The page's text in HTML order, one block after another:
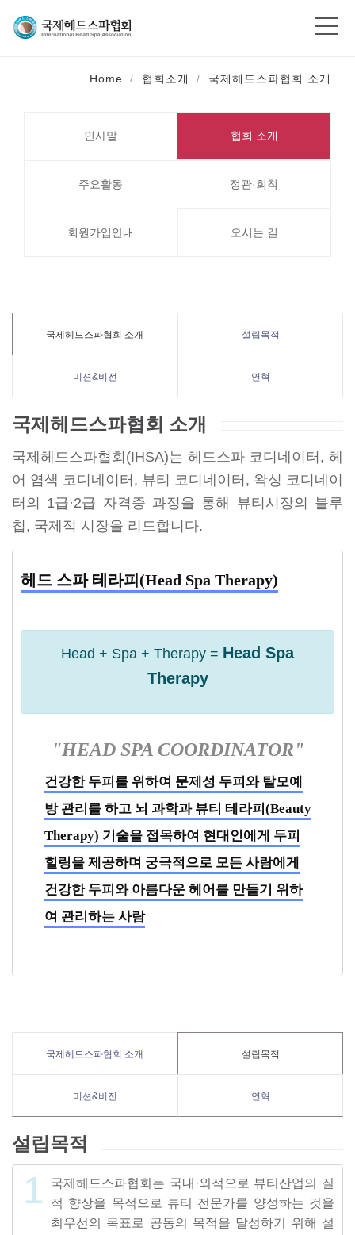
Home 협회소개 국제헤드스파협회 소개
인사말 협회 소개
주요활동 정관·회칙
회원가입안내 오시는 길
국제헤드스파협회 소개 설립목적
미션&비전 연혁
국제헤드스파협회 소개
국제헤드스파협회(IHSA)는 헤드스파 코디네이터, 헤
어 염색 코디네이터, 뷰티 코디네이터, 왁싱 코디네이
터의 1급·2급 자격증 과정을 통해 뷰티시장의 블루
칩, 국제적 시장을 리드합니다.
헤드 스파 테라피(Head Spa Therapy)
Head + Spa + Therapy = Head Spa
Therapy
"HEAD SPA COORDINATOR"
건강한 두피를 위하여 문제성 두피와 탈모예
방 관리를 하고 뇌 과학과 뷰티 테라피(Beauty
Therapy) 기술을 접목하여 현대인에게 두피
힐링을 제공하며 궁극적으로 모든 사람에게
건강한 두피와 아름다운 헤어를 만들기 위하
여 관리하는 사람
국제헤드스파협회 소개 설립목적
미션&비전 연혁
설립목적
1
국제헤드스파협회는 국내·외적으로 뷰티산업의 질
적 향상을 목적으로 뷰티 전문가를 양성하는 것을
최우선의 목표로 공동의 목적을 달성하기 위해 설